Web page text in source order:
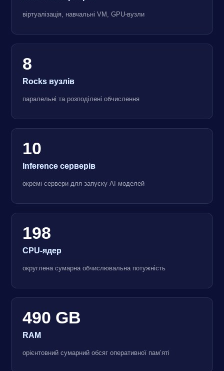
віртуалізація, навчальні VM, GPU-вузли
8
Rocks вузлів
паралельні та розподілені обчислення
10
Inference серверів
окремі сервери для запуску AI-моделей
198
CPU-ядер
округлена сумарна обчислювальна потужність
490 GB
RAM
орієнтовний сумарний обсяг оперативної пам’яті